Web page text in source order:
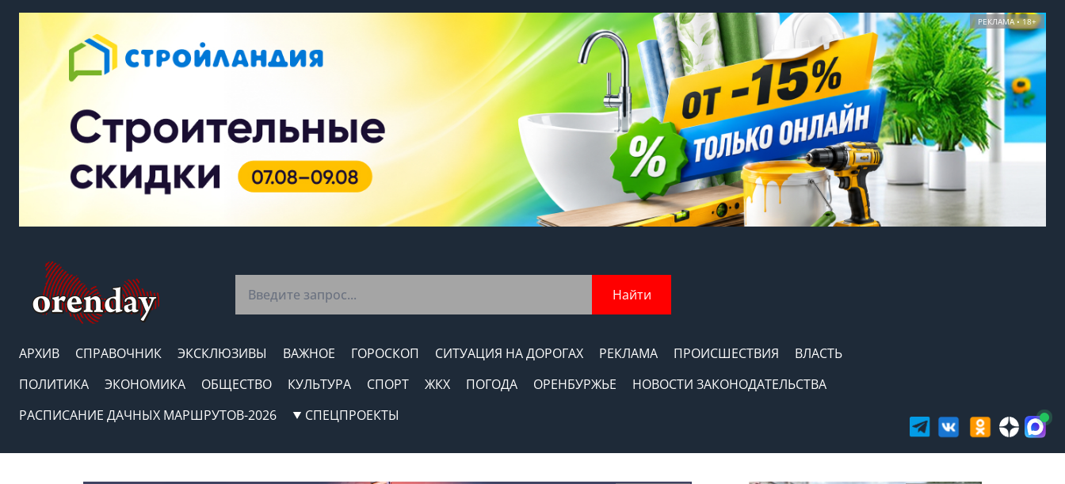
РЕКЛАМА • 18+
Найти
АРХИВ СПРАВОЧНИК ЭКСКЛЮЗИВЫ ВАЖНОЕ ГОРОСКОП СИТУАЦИЯ НА ДОРОГАХ РЕКЛАМА ПРОИСШЕСТВИЯ
ВЛАСТЬ
ПОЛИТИКА
ЭКОНОМИКА ОБЩЕСТВО КУЛЬТУРА СПОРТ ЖКХ ПОГОДА ОРЕНБУРЖЬЕ
НОВОСТИ ЗАКОНОДАТЕЛЬСТВА
РАСПИСАНИЕ ДАЧНЫХ МАРШРУТОВ-2026
СПЕЦПРОЕКТЫ